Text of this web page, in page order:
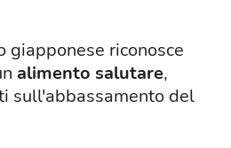
giapponese riconosce
alimento salutare,
sull'abbassamento del